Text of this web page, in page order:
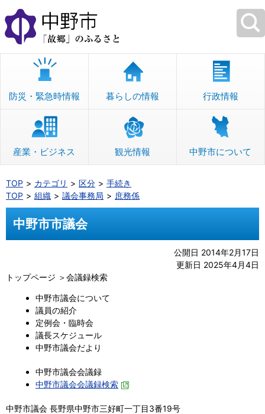
本
文
へ
移
防災・緊急時情報 暮らしの情報 行政情報
産業・ビジネス 観光情報 中野市について
TOP カテゴリ 区分
手続き
TOP
組織 議会事務局 庶務係
中野市市議会
公開日 2014年2月17日
更新日 2025年4月4日
トップページ ＞会議録検索
中野市議会について
議員の紹介
定例会・臨時会
議長スケジュール
中野市議会だより
中野市議会会議録
中野市議会会議録検索
中野市議会 長野県中野市三好町一丁目3番19号